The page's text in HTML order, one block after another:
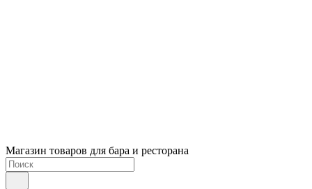
Магазин товаров для бара и ресторана